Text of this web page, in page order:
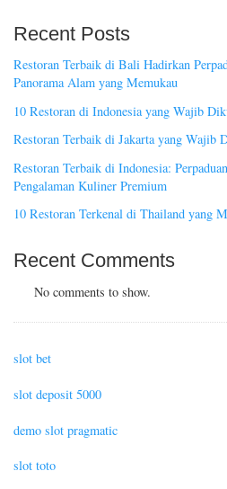
Recent Posts
Restoran Terbaik di Bali Hadirkan
Panorama Alam yang Memukau
10 Restoran di Indonesia yang Wajib
Restoran Terbaik di Jakarta yang Wajib
Restoran Terbaik di Indonesia:
Pengalaman Kuliner Premium
10 Restoran Terkenal di Thailand yang
Recent Comments
No comments to show.
slot bet
slot deposit 5000
demo slot pragmatic
slot toto